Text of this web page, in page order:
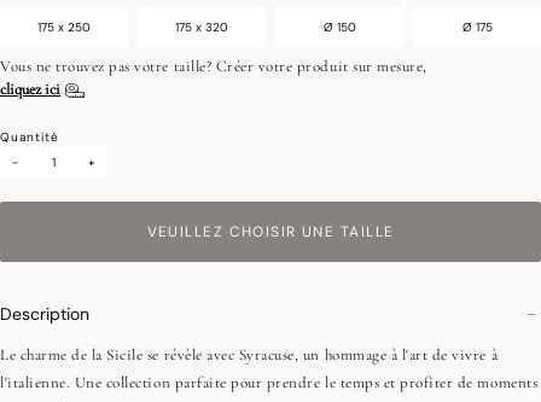
175 x 250 175 x 320 Ø 150 Ø 175
Vous ne trouvez pas votre taille? Créer votre produit sur mesure,
cliquez ici
Quantité
-
+
VEUILLEZ CHOISIR UNE TAILLE
Description
Le charme de la Sicile se révèle avec Syracuse, un hommage à l'art de vivre à
l'italienne. Une collection parfaite pour prendre le temps et profiter de moments